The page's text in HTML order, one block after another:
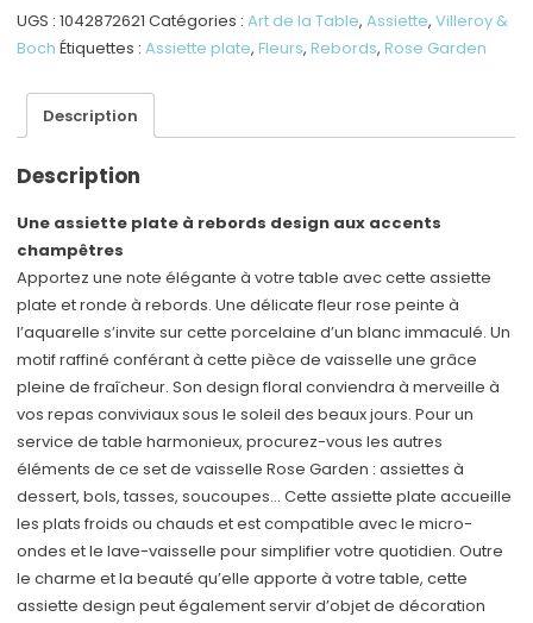
plate
à
UGS :1042872621 Catégories :Art de la Table,Assiette,Villeroy &
Boch Étiquettes :Assiette plate,Fleurs,Rebords,Rose Garden
Description
Description
Une assiette plate à rebords design aux accents
champêtres
Apportez une note élégante à votre table avec cette assiette
plate et ronde à rebords. Une délicate fleur rose peinte à
l’aquarelle s’invite sur cette porcelaine d’un blanc immaculé. Un
motif raffiné conférant à cette pièce de vaisselle une grâce
pleine de fraîcheur. Son design floral conviendra à merveille à
vos repas conviviaux sous le soleil des beaux jours. Pour un
service de table harmonieux, procurez-vous les autres
éléments de ce set de vaisselle Rose Garden : assiettes à
dessert, bols, tasses, soucoupes… Cette assiette plate accueille
les plats froids ou chauds et est compatible avec le micro-
ondes et le lave-vaisselle pour simplifier votre quotidien. Outre
le charme et la beauté qu’elle apporte à votre table, cette
assiette design peut également servir d’objet de décoration